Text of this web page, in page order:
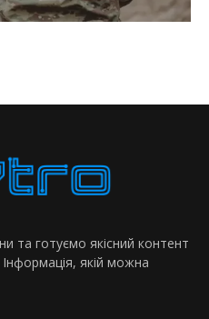
та готуємо якісний контент
якій можна